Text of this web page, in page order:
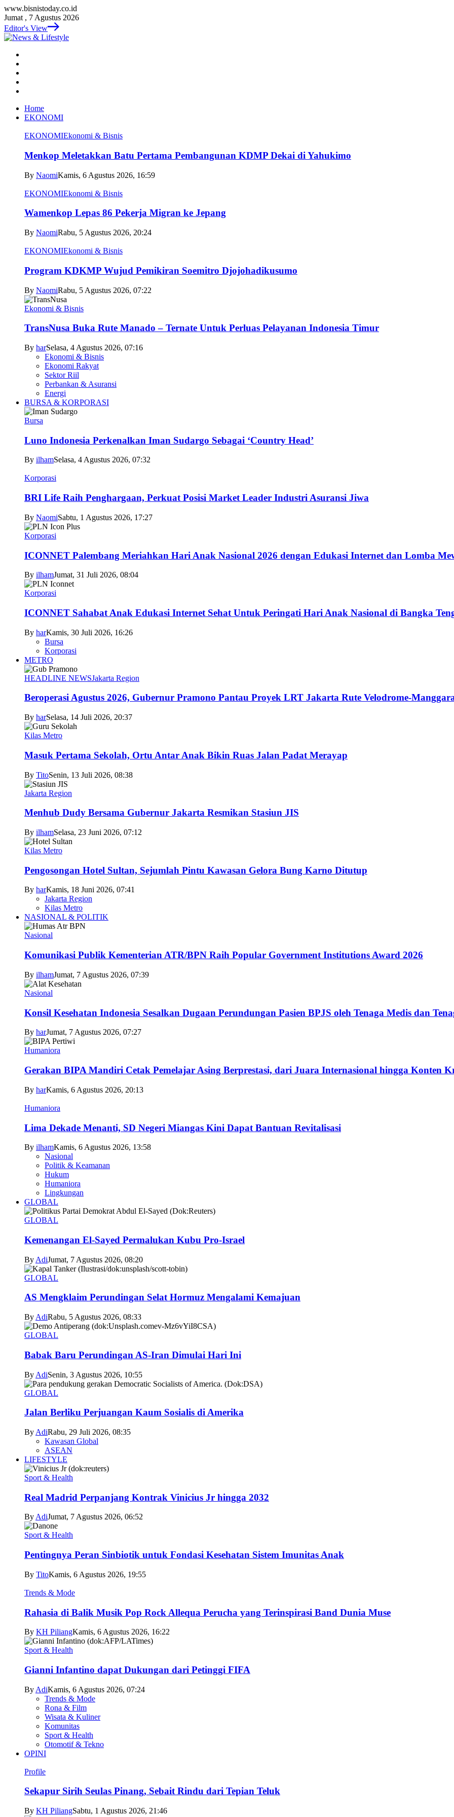
www.bisnistoday.co.id
Jumat , 7 Agustus 2026
Editor's View
Home
EKONOMI
EKONOMIEkonomi & Bisnis
Menkop Meletakkan Batu Pertama Pembangunan KDMP Dekai di Yahukimo
By NaomiKamis, 6 Agustus 2026, 16:59
EKONOMIEkonomi & Bisnis
Wamenkop Lepas 86 Pekerja Migran ke Jepang
By NaomiRabu, 5 Agustus 2026, 20:24
EKONOMIEkonomi & Bisnis
Program KDKMP Wujud Pemikiran Soemitro Djojohadikusumo
By NaomiRabu, 5 Agustus 2026, 07:22
Ekonomi & Bisnis
TransNusa Buka Rute Manado – Ternate Untuk Perluas Pelayanan Indonesia Timur
By harSelasa, 4 Agustus 2026, 07:16
Ekonomi & Bisnis
Ekonomi Rakyat
Sektor Riil
Perbankan & Asuransi
Energi
BURSA & KORPORASI
Bursa
Luno Indonesia Perkenalkan Iman Sudargo Sebagai ‘Country Head’
By ilhamSelasa, 4 Agustus 2026, 07:32
Korporasi
BRI Life Raih Penghargaan, Perkuat Posisi Market Leader Industri Asuransi Jiwa
By NaomiSabtu, 1 Agustus 2026, 17:27
Korporasi
ICONNET Palembang Meriahkan Hari Anak Nasional 2026 dengan Edukasi Internet dan Lomba
By ilhamJumat, 31 Juli 2026, 08:04
Korporasi
ICONNET Sahabat Anak Edukasi Internet Sehat Untuk Peringati Hari Anak Nasional di Bangka
By harKamis, 30 Juli 2026, 16:26
Bursa
Korporasi
METRO
HEADLINE NEWSJakarta Region
Beroperasi Agustus 2026, Gubernur Pramono Pantau Proyek LRT Jakarta Rute Velodrome-
By harSelasa, 14 Juli 2026, 20:37
Kilas Metro
Masuk Pertama Sekolah, Ortu Antar Anak Bikin Ruas Jalan Padat Merayap
By TitoSenin, 13 Juli 2026, 08:38
Jakarta Region
Menhub Dudy Bersama Gubernur Jakarta Resmikan Stasiun JIS
By ilhamSelasa, 23 Juni 2026, 07:12
Kilas Metro
Pengosongan Hotel Sultan, Sejumlah Pintu Kawasan Gelora Bung Karno Ditutup
By harKamis, 18 Juni 2026, 07:41
Jakarta Region
Kilas Metro
NASIONAL & POLITIK
Nasional
Komunikasi Publik Kementerian ATR/BPN Raih Popular Government Institutions Award 2026
By ilhamJumat, 7 Agustus 2026, 07:39
Nasional
Konsil Kesehatan Indonesia Sesalkan Dugaan Perundungan Pasien BPJS oleh Tenaga Medis dan
By harJumat, 7 Agustus 2026, 07:27
Humaniora
Gerakan BIPA Mandiri Cetak Pemelajar Asing Berprestasi, dari Juara Internasional hingga Konten
By harKamis, 6 Agustus 2026, 20:13
Humaniora
Lima Dekade Menanti, SD Negeri Miangas Kini Dapat Bantuan Revitalisasi
By ilhamKamis, 6 Agustus 2026, 13:58
Nasional
Politik & Keamanan
Hukum
Humaniora
Lingkungan
GLOBAL
GLOBAL
Kemenangan El-Sayed Permalukan Kubu Pro-Israel
By AdiJumat, 7 Agustus 2026, 08:20
GLOBAL
AS Mengklaim Perundingan Selat Hormuz Mengalami Kemajuan
By AdiRabu, 5 Agustus 2026, 08:33
GLOBAL
Babak Baru Perundingan AS-Iran Dimulai Hari Ini
By AdiSenin, 3 Agustus 2026, 10:55
GLOBAL
Jalan Berliku Perjuangan Kaum Sosialis di Amerika
By AdiRabu, 29 Juli 2026, 08:35
Kawasan Global
ASEAN
LIFESTYLE
Sport & Health
Real Madrid Perpanjang Kontrak Vinicius Jr hingga 2032
ByAdiJumat, 7 Agustus 2026, 06:52
Sport & Health
Pentingnya Peran Sinbiotik untuk Fondasi Kesehatan Sistem Imunitas Anak
By TitoKamis, 6 Agustus 2026, 19:55
Trends & Mode
Rahasia di Balik Musik Pop Rock Allequa Perucha yang Terinspirasi Band Dunia Muse
By KH PiliangKamis, 6 Agustus 2026, 16:22
Sport & Health
Gianni Infantino dapat Dukungan dari Petinggi FIFA
By AdiKamis, 6 Agustus 2026, 07:24
Trends & Mode
Rona & Film
Wisata & Kuliner
Komunitas
Sport & Health
Otomotif & Tekno
OPINI
Profile
Sekapur Sirih Seulas Pinang, Sebait Rindu dari Tepian Teluk
By KH PiliangSabtu, 1 Agustus 2026, 21:46